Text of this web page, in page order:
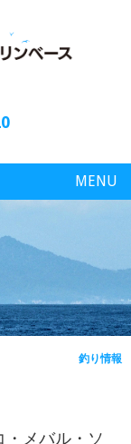
MENU
釣り情報
メバル・ソ